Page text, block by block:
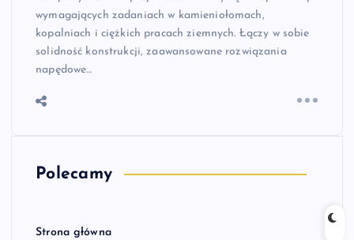
wymagających zadaniach w kamieniołomach,
kopalniach i ciężkich pracach ziemnych. Łączy w sobie
solidność konstrukcji, zaawansowane rozwiązania
napędowe…
Polecamy
Strona główna